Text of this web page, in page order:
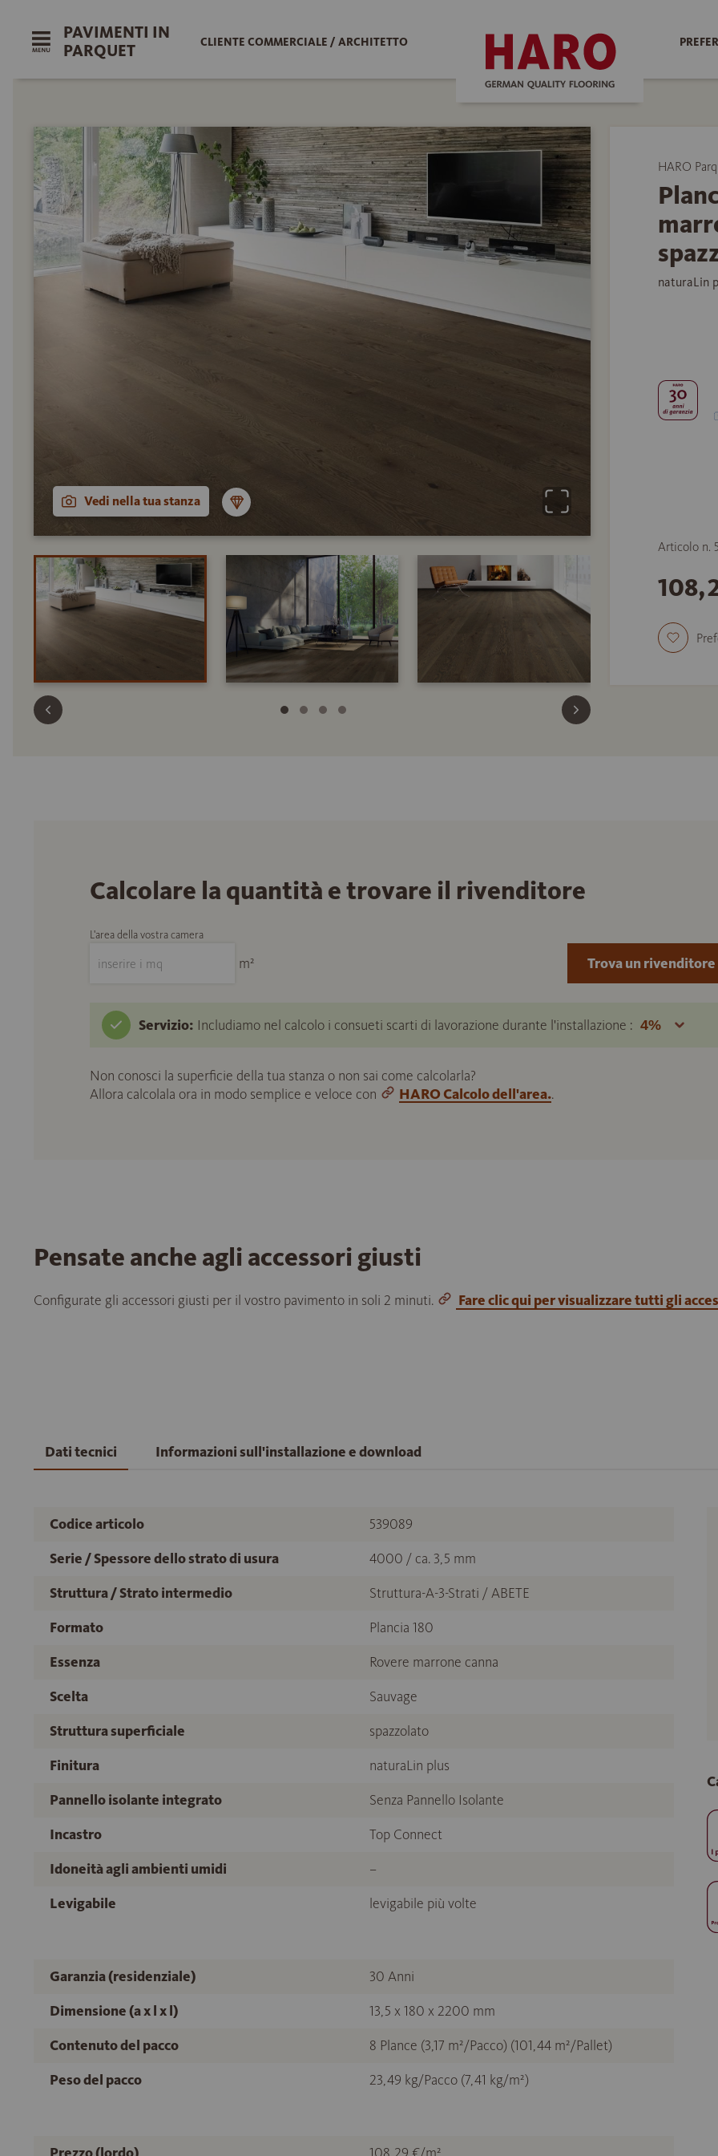
PAVIMENTI IN
PARQUET
CLIENTE COMMERCIALE / ARCHITETTO
Vedi nella tua stanza
HARO
naturaLin
Articolo n.
Calcolare la quantità e trovare il rivenditore
L'area della vostra camera
m²
Servizio: Includiamo nel calcolo i consueti scarti di lavorazione durante l'installazione :
Non conosci la superficie della tua stanza o non sai come calcolarla?
Allora calcolala ora in modo semplice e veloce con
HARO Calcolo dell'area..
Trova un rivenditore
Pensate anche agli accessori giusti
Configurate gli accessori giusti per il vostro pavimento in soli 2 minuti. Fare clic qui per visualizzare tutti gli
Dati tecnici Informazioni sull'installazione e download
Codice articolo
539089
Serie / Spessore dello strato di usura
4000 / ca. 3,5 mm
Struttura / Strato intermedio
Struttura-A-3-Strati / ABETE
Formato
Plancia 180
Essenza
Rovere marrone canna
Scelta
Sauvage
Struttura superficiale
spazzolato
Finitura
naturaLin plus
Pannello isolante integrato
Senza Pannello Isolante
Incastro
Top Connect
Idoneità agli ambienti umidi
–
Levigabile
levigabile più volte
Garanzia (residenziale)
30 Anni
Dimensione (a x l x l)
13,5 x 180 x 2200 mm
Contenuto del pacco
8 Plance (3,17 m²/Pacco) (101,44 m²/Pallet)
Peso del pacco
23,49 kg/Pacco (7,41 kg/m²)